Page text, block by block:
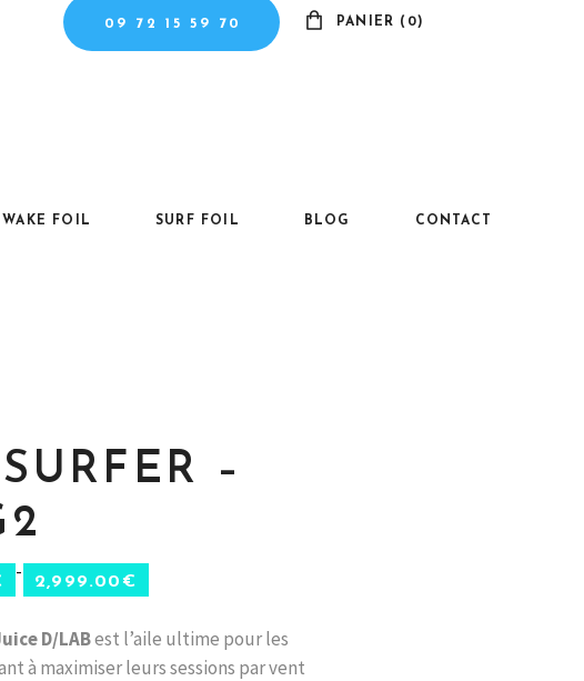
09 72 15 59 70 PANIER (0)
WAKE FOIL SURF FOIL BLOG CONTACT
–
2,999.00 €
–
D/LABest l’aile ultime pour les
à maximiser leurs sessions par vent